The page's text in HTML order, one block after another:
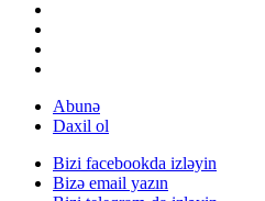
Abunə
Daxil ol
Bizi facebookda izləyin
Bizə email yazın